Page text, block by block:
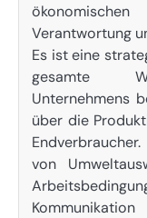
Verantwortung
Es ist eine
gesamte
Unternehmens
über die
von